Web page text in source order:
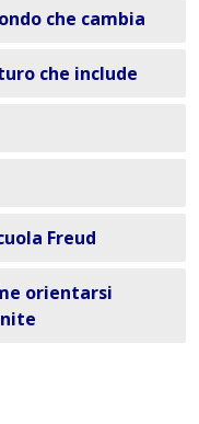
che cambia
che include
Freud
orientarsi